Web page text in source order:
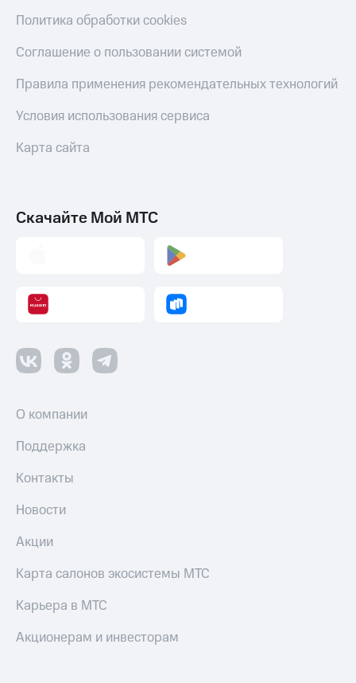
Политика обработки cookies
Соглашение о пользовании системой
Правила применения рекомендательных технологий
Условия использования сервиса
Карта сайта
Скачайте Мой МТС
О компании
Поддержка
Контакты
Новости
Акции
Карта салонов экосистемы МТС
Карьера в МТС
Акционерам и инвесторам